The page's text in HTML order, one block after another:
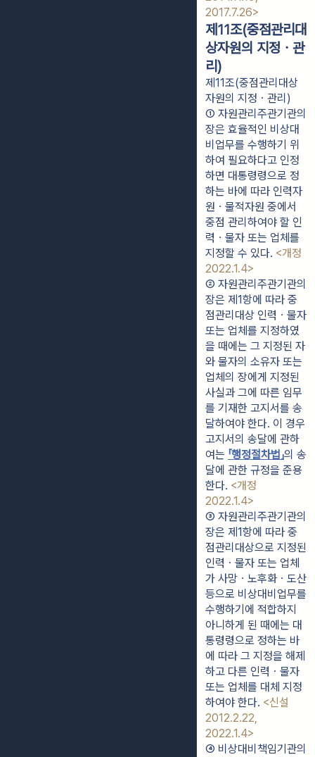
2017.7.26>
제11조(중점관리대
상자원의 지정ㆍ관
리)
제11조(중점관리대상
자원의 지정ㆍ관리)
① 자원관리주관기관의
장은 효율적인 비상대
비업무를 수행하기 위
하여 필요하다고 인정
하면 대통령령으로 정
하는 바에 따라 인력자
원ㆍ물적자원 중에서
중점 관리하여야 할 인
력ㆍ물자 또는 업체를
지정할 수 있다. <개정
2022.1.4>
② 자원관리주관기관의
장은 제1항에 따라 중
점관리대상 인력ㆍ물자
또는 업체를 지정하였
을 때에는 그 지정된 자
와 물자의 소유자 또는
업체의 장에게 지정된
사실과 그에 따른 임무
를 기재한 고지서를 송
달하여야 한다. 이 경우
고지서의 송달에 관하
여는 「행정절차법」의 송
달에 관한 규정을 준용
한다. <개정
2022.1.4>
③ 자원관리주관기관의
장은 제1항에 따라 중
점관리대상으로 지정된
인력ㆍ물자 또는 업체
가 사망ㆍ노후화ㆍ도산
등으로 비상대비업무를
수행하기에 적합하지
아니하게 된 때에는 대
통령령으로 정하는 바
에 따라 그 지정을 해제
하고 다른 인력ㆍ물자
또는 업체를 대체 지정
하여야 한다. <신설
2012.2.22,
2022.1.4>
④ 비상대비책임기관의